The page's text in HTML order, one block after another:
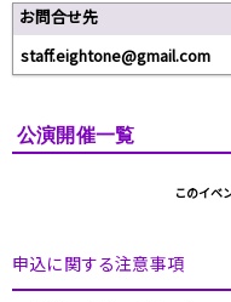
お問合せ先
staff.eightone@gmail.com
公演開催一覧
このイベ
申込に関する注意事項